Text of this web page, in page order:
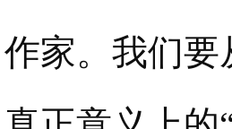
作家。我们要